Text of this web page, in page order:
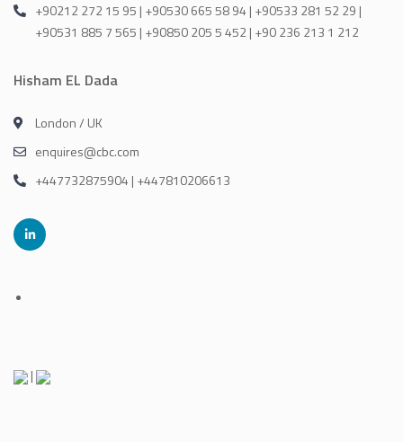
+90212 272 15 95 | +90530 665 58 94 | +90533 281 52 29 |
+90531 885 7 565 | +90850 205 5 452 | +90 236 213 1 212
Hisham EL Dada
London / UK
enquires@cbc.com
+447732875904 | +447810206613
|